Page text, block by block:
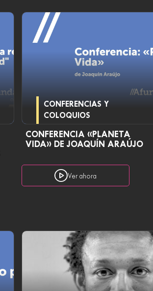
CONFERENCIAS Y
COLOQUIOS
CONFERENCIA «PLANETA
VIDA» DE JOAQUÍN ARAÚJO
Ver ahora